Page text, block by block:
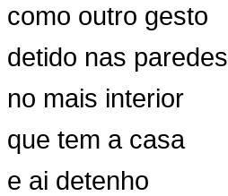
como outro gesto
detido nas paredes
no mais interior
que tem a casa
e ai detenho